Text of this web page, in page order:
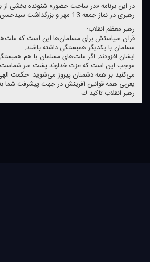
در این برنامه «در ساحت حضور» شنونده بخشی از
رهبری در نماز جمعه 13 مهر و بزرگداشت سیدحسن نصرالله باشید.
رهبر معظم انقلاب:
قرآن سیاستش برای مسلمان‌ها این است كه
مسلمان با یكدیگر همبستگی داشته باشند.
ایشان افزودند: اگر ملت‌های مسلمان با هم
موجب این است كه عزت خداوند پشت سر شماست.
می‌كنید بر همه دشمنان پیروز می‌شوید. حكمت
یعنی همه قوانین آفرینش در جهت پیشرفت شما
رهبر انقلاب تاكید ك